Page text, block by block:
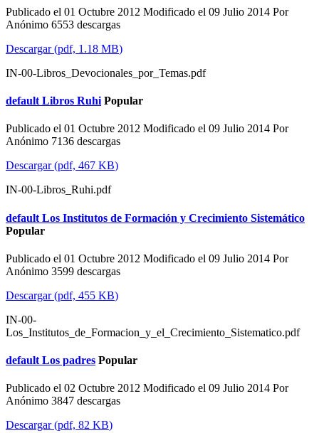
Publicado el 01 Octubre 2012 Modificado el 09 Julio 2014 Por
Anónimo 6553 descargas
Descargar(pdf, 1.18 MB)
IN-00-Libros_Devocionales_por_Temas.pdf
default Libros Ruhi Popular
Publicado el 01 Octubre 2012 Modificado el 09 Julio 2014 Por
Anónimo 7136 descargas
Descargar(pdf, 467 KB)
IN-00-Libros_Ruhi.pdf
default Los Institutos de Formación y Crecimiento Sistemático
Popular
Publicado el 01 Octubre 2012 Modificado el 09 Julio 2014 Por
Anónimo 3599 descargas
Descargar(pdf, 455 KB)
IN-00-
Los_Institutos_de_Formacion_y_el_Crecimiento_Sistematico.pdf
default Los padres Popular
Publicado el 02 Octubre 2012 Modificado el 09 Julio 2014 Por
Anónimo 3847 descargas
Descargar(pdf, 82 KB)